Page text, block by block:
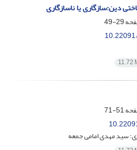
دین:سازگاری یا ناسازگاری
29-49
11.72
51-71
سید مهدی امامی جمعه